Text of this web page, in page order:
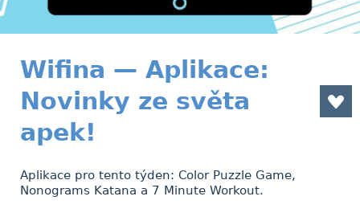
Wifina — Aplikace:
Novinky ze světa
apek!
Aplikace pro tento týden: Color Puzzle Game,
Nonograms Katana a 7 Minute Workout.